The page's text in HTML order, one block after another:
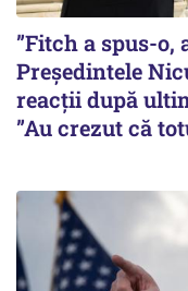
”Fitch a spus-o,
Președintele
reacții după
”Au crezut că